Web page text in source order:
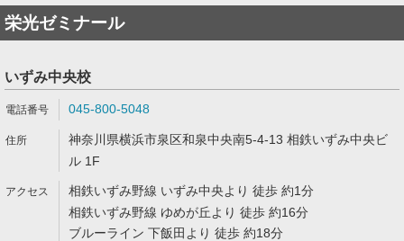
栄光ゼミナール
いずみ中央校
045-800-5048
神奈川県横浜市泉区和泉中央南5-4-13 相鉄いずみ中央ビ
ル 1F
相鉄いずみ野線 いずみ中央より 徒歩 約1分
相鉄いずみ野線 ゆめが丘より 徒歩 約16分
ブルーライン 下飯田より 徒歩 約18分